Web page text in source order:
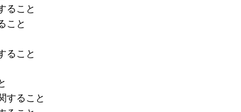
ること
こと
ること
すること